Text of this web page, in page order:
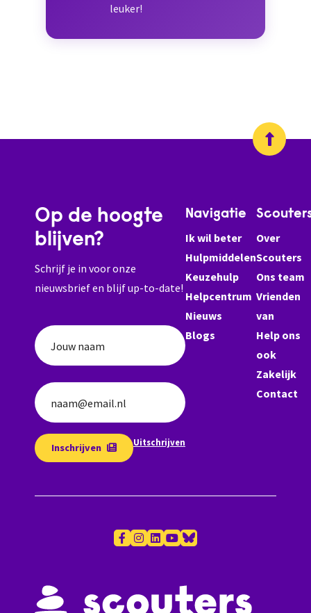
leuker!
Op de hoogte
blijven?
Schrijf je in voor onze
nieuwsbrief en blijf up-to-date!
Jouw naam
naam@email.nl
Inschrijven Uitschrijven
Navigatie
Ik wil beter
Hulpmiddelen
Keuzehulp
Helpcentrum
Nieuws
Blogs
Over
Scouters
Ons team
Vrienden
van
Help ons
ook
Zakelijk
Contact